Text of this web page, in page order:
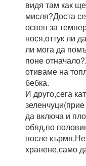
видя там как
мисля?Доста
освен за
нося,оттук ли
ли мога да
поне
отиваме на
бебка.
И друго,сега
да включа и
обяд,по
после
хранене,само